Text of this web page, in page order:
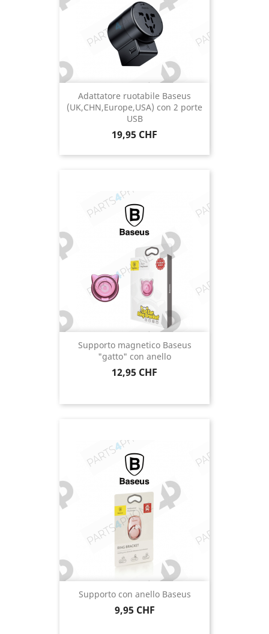
Adattatore ruotabile Baseus
(UK,CHN,Europe,USA) con 2 porte
USB
Prezzo
19,95 CHF
Supporto magnetico Baseus
"gatto" con anello
Prezzo
12,95 CHF
Supporto con anello Baseus
Prezzo
9,95 CHF